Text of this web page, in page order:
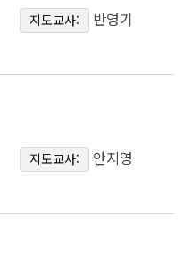
지도교사: 반영기
지도교사: 안지영